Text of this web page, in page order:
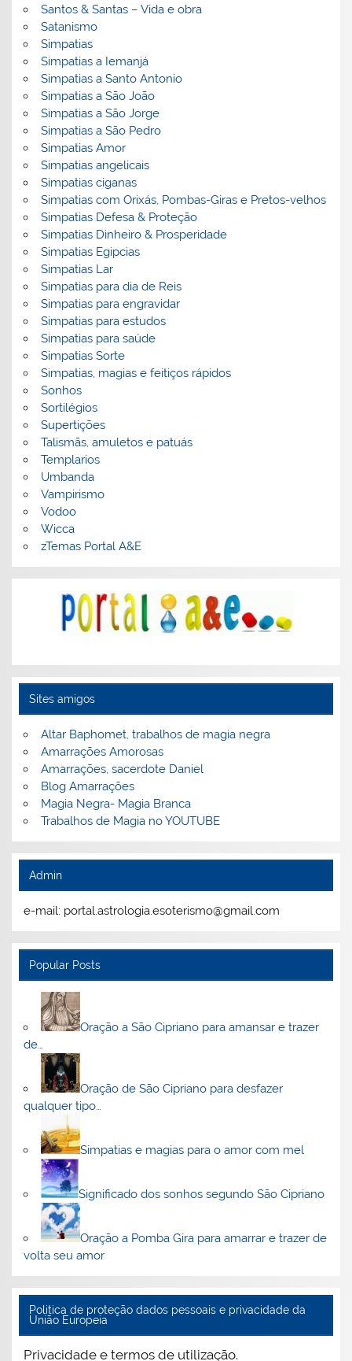
Santos & Santas – Vida e obra
Satanismo
Simpatias
Simpatias a Iemanjá
Simpatias a Santo Antonio
Simpatias a São João
Simpatias a São Jorge
Simpatias a São Pedro
Simpatias Amor
Simpatias angelicais
Simpatias ciganas
Simpatias com Orixás, Pombas-Giras e Pretos-velhos
Simpatias Defesa & Proteção
Simpatias Dinheiro & Prosperidade
Simpatias Egipcias
Simpatias Lar
Simpatias para dia de Reis
Simpatias para engravidar
Simpatias para estudos
Simpatias para saúde
Simpatias Sorte
Simpatias, magias e feitiços rápidos
Sonhos
Sortilégios
Supertições
Talismãs, amuletos e patuás
Templarios
Umbanda
Vampirismo
Vodoo
Wicca
zTemas Portal A&E
Sites amigos
Altar Baphomet, trabalhos de magia negra
Amarrações Amorosas
Amarrações, sacerdote Daniel
Blog Amarrações
Magia Negra- Magia Branca
Trabalhos de Magia no YOUTUBE
Admin
e-mail: portal.astrologia.esoterismo@gmail.com
Popular Posts
Oração a São Cipriano para amansar e trazer
de…
Oração de São Cipriano para desfazer
qualquer tipo…
Simpatias e magias para o amor com mel
Significado dos sonhos segundo São Cipriano
Oração a Pomba Gira para amarrar e trazer de
volta seu amor
Politica de proteção dados pessoais e privacidade da
União Europeia
Privacidade e termos de utilização.